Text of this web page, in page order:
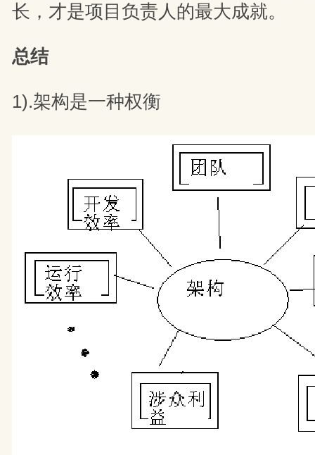
长，才是项目负责人的最大成就。
总结
1).架构是一种权衡